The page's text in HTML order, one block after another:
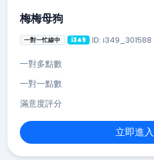
梅梅母狗
一對一忙線中 i349 ID: i349_301588
一對多點數
一對一點數
滿意度評分
立即進入